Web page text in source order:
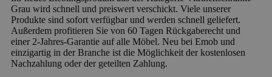
Grau wird schnell und preiswert verschickt. Viele unserer
Produkte sind sofort verfügbar und werden schnell geliefert.
Außerdem profitieren Sie von 60 Tagen Rückgaberecht und
einer 2-Jahres-Garantie auf alle Möbel. Neu bei Emob und
einzigartig in der Branche ist die Möglichkeit der kostenlosen
Nachzahlung oder der geteilten Zahlung.